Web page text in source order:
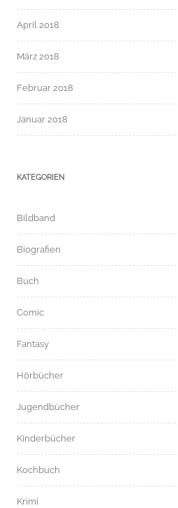
April 2018
März 2018
Februar 2018
Januar 2018
KATEGORIEN
Bildband
Biografien
Buch
Comic
Fantasy
Hörbücher
Jugendbücher
Kinderbücher
Kochbuch
Krimi